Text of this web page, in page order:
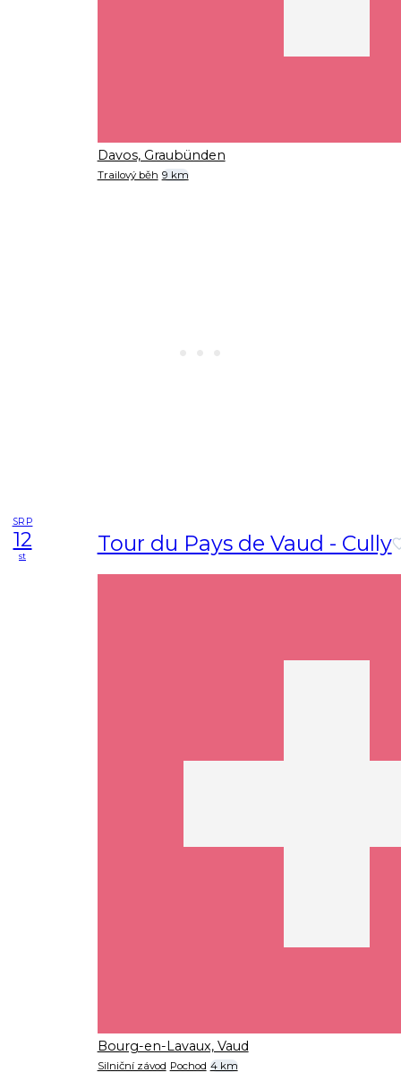
Davos, Graubünden
Trailový běh 9 km
SRP
12
st Tour du Pays de Vaud - Cully
Bourg-en-Lavaux, Vaud
Silniční závod Pochod 4 km